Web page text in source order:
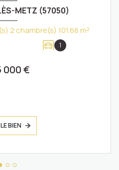
METZ (57050)
Appartement 4 pièce(s) 2 chambre(s) 101.68 m²
1
000 €
BIEN